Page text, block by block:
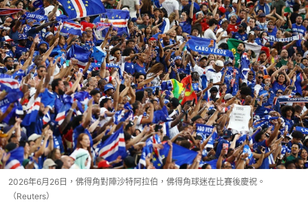
2026年6月26日，佛得角對陣沙特阿拉伯，佛得角球迷在比賽後慶祝。
（Reuters）